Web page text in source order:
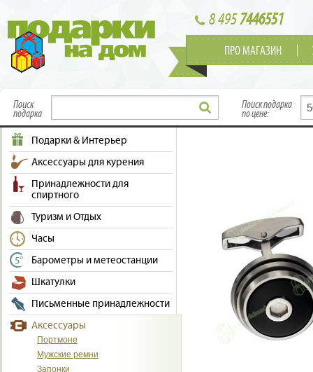
8 4957446551
ПРО МАГАЗИН
Поиск
подарка
Поиск подарка
по цене:
Подарки & Интерьер
Аксессуары для курения
Принадлежности для
спиртного
Туризм и Отдых
Часы
Барометры и метеостанции
Шкатулки
Письменные принадлежности
Аксессуары
Портмоне
Мужские ремни
Запонки